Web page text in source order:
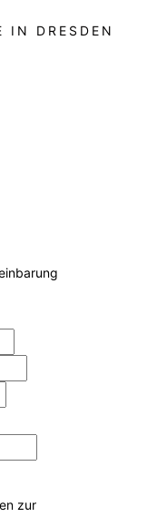
IN DRESDEN
zur